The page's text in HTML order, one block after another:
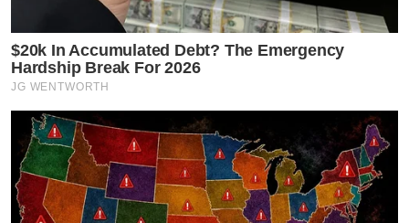
$20k In Accumulated Debt? The Emergency
Hardship Break For 2026
JG WENTWORTH